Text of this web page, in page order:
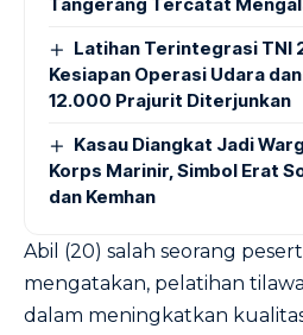
Latihan Terintegrasi TNI
Kesiapan Operasi Udara
12.000 Prajurit Diterjunkan
Kasau Diangkat Jadi
Korps Marinir, Simbol Erat
dan Kemhan
Abil (20) salah seorang
mengatakan, pelatihan
dalam meningkatkan